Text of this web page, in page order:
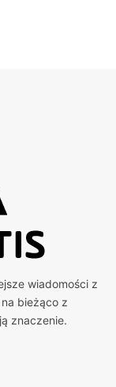
wiadomości z
bieżąco z
znaczenie.